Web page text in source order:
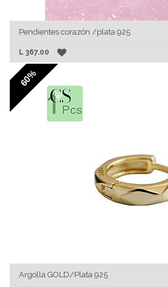
Pendientes corazón /plata 925
L 367.00
60%
Argolla GOLD/Plata 925